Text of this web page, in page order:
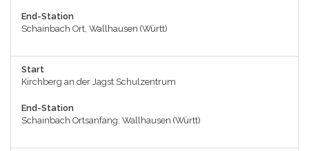
End-Station
Schainbach Ort, Wallhausen (Württ)
Start
Kirchberg an der Jagst Schulzentrum
End-Station
Schainbach Ortsanfang, Wallhausen (Württ)